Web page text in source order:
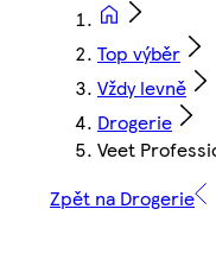
Top výběr
Vždy levně
Drogerie
Veet
Zpět na Drogerie